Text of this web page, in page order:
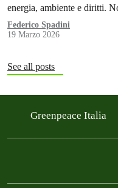
energia, ambiente e diritti.
Federico Spadini
19 Marzo 2026
See all posts
Greenpeace Italia